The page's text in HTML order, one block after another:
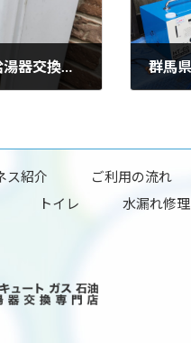
群馬県伊勢崎市連取町でガス給湯器交換工事を行いました。
ス紹介 ご利用の流れ
トイレ 水漏れ修理